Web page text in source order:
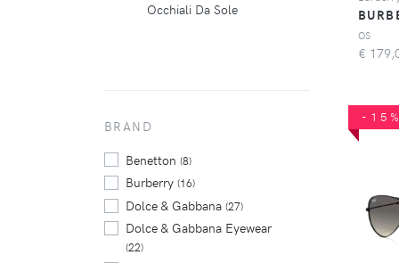
OS
€
-15%
Occhiali Da Sole
BRAND
Benetton (8)
Burberry (16)
Dolce & Gabbana (27)
Dolce & Gabbana Eyewear
(22)